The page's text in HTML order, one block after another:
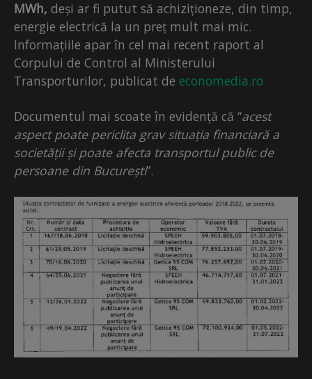
MWh, deși ar fi putut să achiziționeze, din timp,
energie electrică la un preț mult mai mic.
Informațiile apar în cel mai recent raport al
Corpului de Control al Ministerului
Transporturilor, publicat de economedia.ro
Documentul mai scoate în evidență că “acest
aspect poate periclita grav situația financiară a
societății și poate afecta transportul public de
persoane din București”.